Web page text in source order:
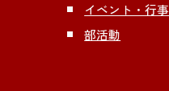
イベント・行事
部活動